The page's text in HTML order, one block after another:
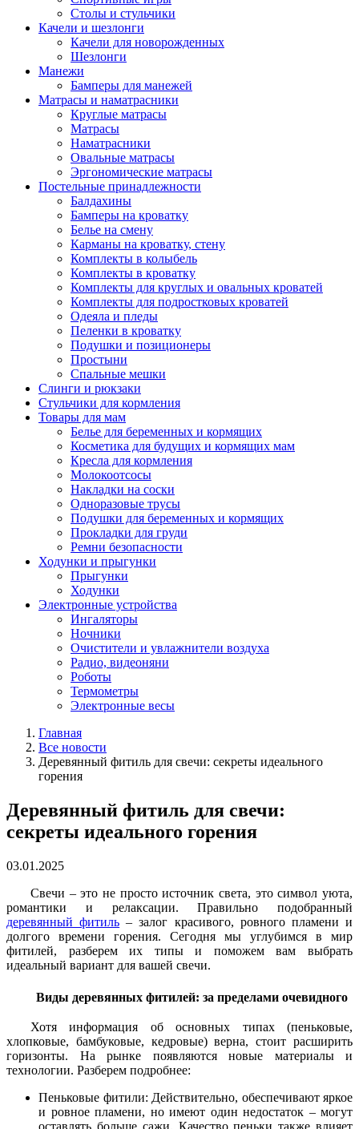
Столы и стульчики
Качели и шезлонги
Качели для новорожденных
Шезлонги
Манежи
Бамперы для манежей
Матрасы и наматрасники
Круглые матрасы
Матрасы
Наматрасники
Овальные матрасы
Эргономические матрасы
Постельные принадлежности
Балдахины
Бамперы на кроватку
Белье на смену
Карманы на кроватку, стену
Комплекты в колыбель
Комплекты в кроватку
Комплекты для круглых и овальных кроватей
Комплекты для подростковых кроватей
Одеяла и пледы
Пеленки в кроватку
Подушки и позиционеры
Простыни
Спальные мешки
Слинги и рюкзаки
Стульчики для кормления
Товары для мам
Белье для беременных и кормящих
Косметика для будущих и кормящих мам
Кресла для кормления
Молокоотсосы
Накладки на соски
Одноразовые трусы
Подушки для беременных и кормящих
Прокладки для груди
Ремни безопасности
Ходунки и прыгунки
Прыгунки
Ходунки
Электронные устройства
Ингаляторы
Ночники
Очистители и увлажнители воздуха
Радио, видеоняни
Роботы
Термометры
Электронные весы
Главная
Все новости
Деревянный фитиль для свечи: секреты идеального
горения
Деревянный фитиль для свечи:
секреты идеального горения
03.01.2025
Свечи – это не просто источник света, это символ уюта,
романтики и релаксации. Правильно подобранный
деревянный фитиль – залог красивого, ровного пламени и
долгого времени горения. Сегодня мы углубимся в мир
фитилей, разберем их типы и поможем вам выбрать
идеальный вариант для вашей свечи.
Виды деревянных фитилей: за пределами очевидного
Хотя информация об основных типах (пеньковые,
хлопковые, бамбуковые, кедровые) верна, стоит расширить
горизонты. На рынке появляются новые материалы и
технологии. Разберем подробнее:
Пеньковые фитили: Действительно, обеспечивают яркое
и ровное пламени, но имеют один недостаток – могут